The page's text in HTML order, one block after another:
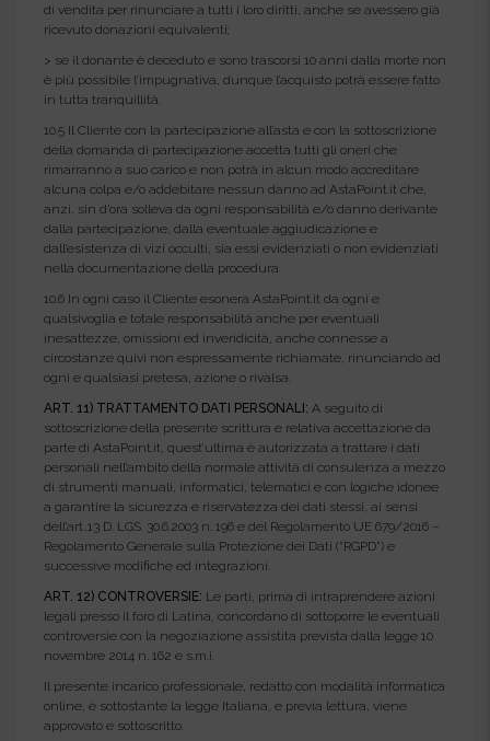
di vendita per rinunciare a tutti i loro diritti, anche se avessero già
ricevuto donazioni equivalenti;
> se il donante è deceduto e sono trascorsi 10 anni dalla morte non
è più possibile l’impugnativa, dunque l’acquisto potrà essere fatto
in tutta tranquillità.
10.5 Il Cliente con la partecipazione all’asta e con la sottoscrizione
della domanda di partecipazione accetta tutti gli oneri che
rimarranno a suo carico e non potrà in alcun modo accreditare
alcuna colpa e/o addebitare nessun danno ad AstaPoint.it che,
anzi, sin d’ora solleva da ogni responsabilità e/o danno derivante
dalla partecipazione, dalla eventuale aggiudicazione e
dall’esistenza di vizi occulti, sia essi evidenziati o non evidenziati
nella documentazione della procedura.
10.6 In ogni caso il Cliente esonera AstaPoint.it da ogni e
qualsivoglia e totale responsabilità anche per eventuali
inesattezze, omissioni ed inveridicità, anche connesse a
circostanze quivi non espressamente richiamate, rinunciando ad
ogni e qualsiasi pretesa, azione o rivalsa.
ART. 11) TRATTAMENTO DATI PERSONALI: A seguito di
sottoscrizione della presente scrittura e relativa accettazione da
parte di AstaPoint.it, quest’ultima è autorizzata a trattare i dati
personali nell’ambito della normale attività di consulenza a mezzo
di strumenti manuali, informatici, telematici e con logiche idonee
a garantire la sicurezza e riservatezza dei dati stessi, ai sensi
dell’art..13 D. LGS. 30.6.2003 n. 196 e del Regolamento UE 679/2016 –
Regolamento Generale sulla Protezione dei Dati (“RGPD”) e
successive modifiche ed integrazioni.
ART. 12) CONTROVERSIE: Le parti, prima di intraprendere azioni
legali presso il foro di Latina, concordano di sottoporre le eventuali
controversie con la negoziazione assistita prevista dalla legge 10
novembre 2014 n. 162 e s.m.i.
Il presente incarico professionale, redatto con modalità informatica
online, è sottostante la legge Italiana, e previa lettura, viene
approvato e sottoscritto.